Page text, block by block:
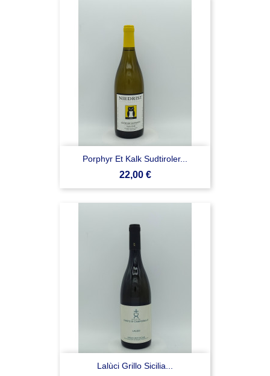
Porphyr Et Kalk Sudtiroler...
Prezzo
22,00 €
Lalùci Grillo Sicilia...